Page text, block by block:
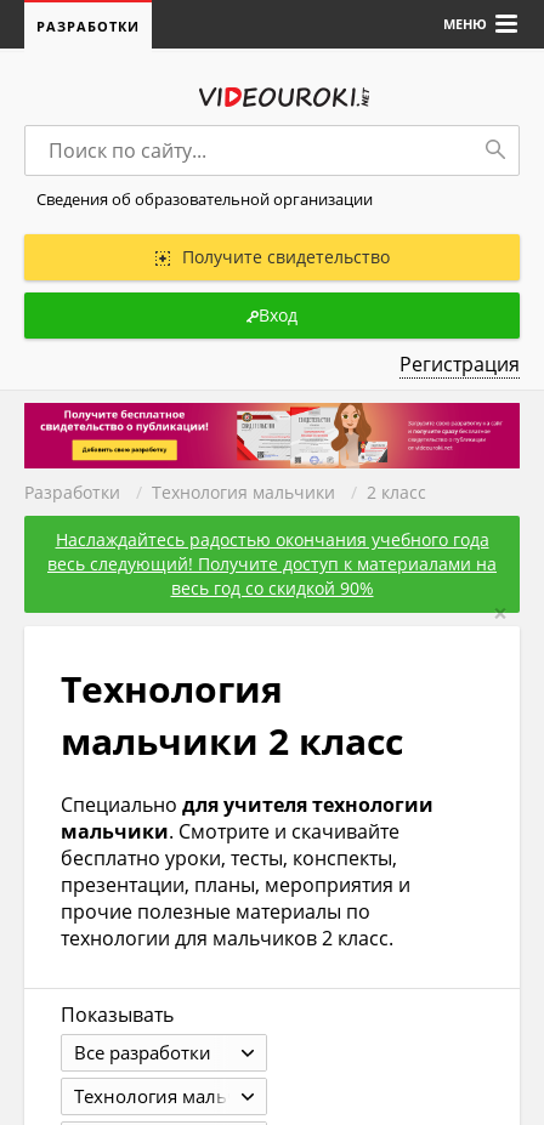
МЕНЮ
РАЗРАБОТКИ
Сведения об образовательной организации
Получите свидетельство
Вход
Регистрация
Разработки / Технология мальчики / 2 класс
Наслаждайтесь радостью окончания учебного года
весь следующий! Получите доступ к материалами на
весь год со скидкой 90%
×
Технология
мальчики 2 класс
Специально для учителя технологии
мальчики. Смотрите и скачивайте
бесплатно уроки, тесты, конспекты,
презентации, планы, мероприятия и
прочие полезные материалы по
технологии для мальчиков 2 класс.
Показывать
Все разработки
Технология мальчики